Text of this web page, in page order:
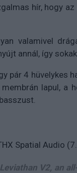
hír, hogy
valamivel
annál, így
pár 4 hüvelykes
lapul, a
Spatial Audio
V2, an